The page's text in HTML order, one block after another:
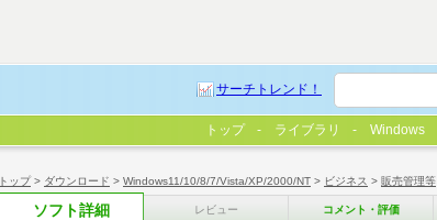
トップ> ダウンロード > Windows11/10/8/7/Vista/XP/2000/NT > ビジネス > 販売管理等
ソフト詳細 レビュー コメント・評価
サーチトレンド！
トップ ライブラリ Windows